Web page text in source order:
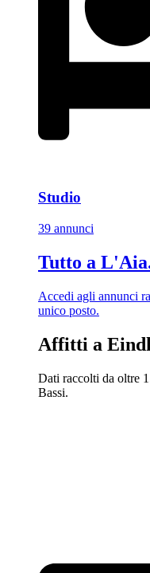
Studio
39 annunci
Tutto a
Accedi agli annunci
unico posto.
Affitti a
Dati raccolti da oltre
Bassi.